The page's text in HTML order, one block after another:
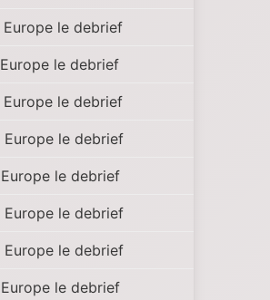
Europe le debrief
Europe le debrief
Europe le debrief
Europe le debrief
Europe le debrief
Europe le debrief
Europe le debrief
Europe le debrief